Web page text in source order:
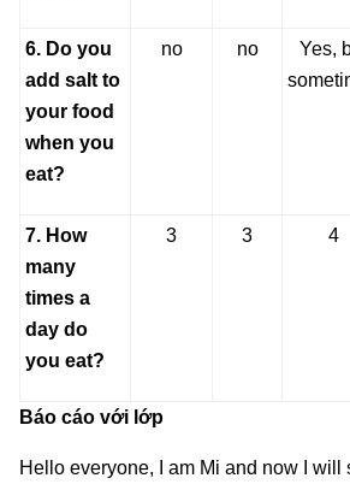
6. Do you
add salt to
your food
when you
eat?
no no
Yes,
7. How
many
times a
day do
you eat?
3 3 4
Báo cáo với lớp
Hello everyone, I am Mi and now I will